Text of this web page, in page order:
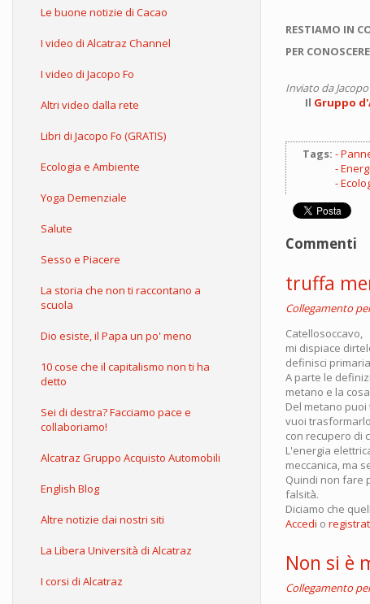
Le buone notizie di Cacao
I video di Alcatraz Channel
I video di Jacopo Fo
Altri video dalla rete
Libri di Jacopo Fo (GRATIS)
Ecologia e Ambiente
Yoga Demenziale
Salute
Sesso e Piacere
La storia che non ti raccontano a
scuola
Dio esiste, il Papa un po' meno
10 cose che il capitalismo non ti ha
detto
Sei di destra? Facciamo pace e
collaboriamo!
Alcatraz Gruppo Acquisto Automobili
English Blog
Altre notizie dai nostri siti
La Libera Università di Alcatraz
I corsi di Alcatraz
RESTIAMO IN
PER
Inviato da
Il Gruppo
Tags:
Commenti
truffa
Collegamento
Catellosoccavo,
mi dispiace
definisci
A parte le
metano e la
Del metano
vuoi
con recupero di
L'energia
meccanica, ma
Quindi non fare
falsità.
Diciamo che
Accedi o
Non si è
Collegamento